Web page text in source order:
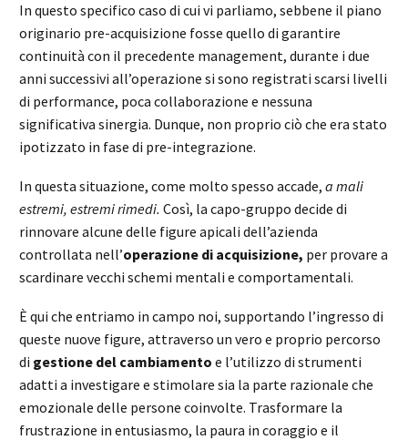
In questo specifico caso di cui vi parliamo, sebbene il piano
originario pre-acquisizione fosse quello di garantire
continuità con il precedente management, durante i due
anni successivi all’operazione si sono registrati scarsi livelli
di performance, poca collaborazione e nessuna
significativa sinergia. Dunque, non proprio ciò che era stato
ipotizzato in fase di pre-integrazione.
In questa situazione, come molto spesso accade, a mali
estremi, estremi rimedi. Così, la capo-gruppo decide di
rinnovare alcune delle figure apicali dell’azienda
controllata nell’operazione di acquisizione, per provare a
scardinare vecchi schemi mentali e comportamentali.
È qui che entriamo in campo noi, supportando l’ingresso di
queste nuove figure, attraverso un vero e proprio percorso
di gestione del cambiamento e l’utilizzo di strumenti
adatti a investigare e stimolare sia la parte razionale che
emozionale delle persone coinvolte. Trasformare la
frustrazione in entusiasmo, la paura in coraggio e il